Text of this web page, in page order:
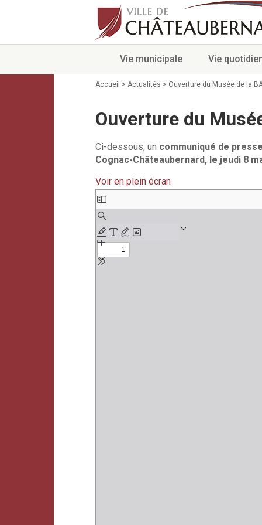
Vie municipale Vie
Accueil > Actualités > Ouverture du Musée de la
Ouverture du
Ci-dessous, un communiqué de
Cognac-Châteaubernard, le jeudi 8
Voir en plein écran
Aller
au
contenu
PDF